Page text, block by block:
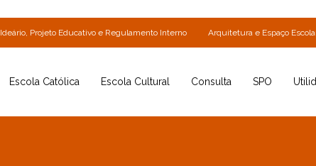
Ideário, Projeto Educativo e Regulamento Interno Arquitetura e Espaço
Escola Católica Escola Cultural Consulta SPO